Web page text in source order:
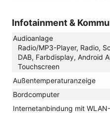
Infotainment &
Audioanlage
Radio/MP3-Player, Radio,
DAB, Farbdisplay, Android
Touchscreen
Außentemperaturanzeige
Bordcomputer
Internetanbindung mit